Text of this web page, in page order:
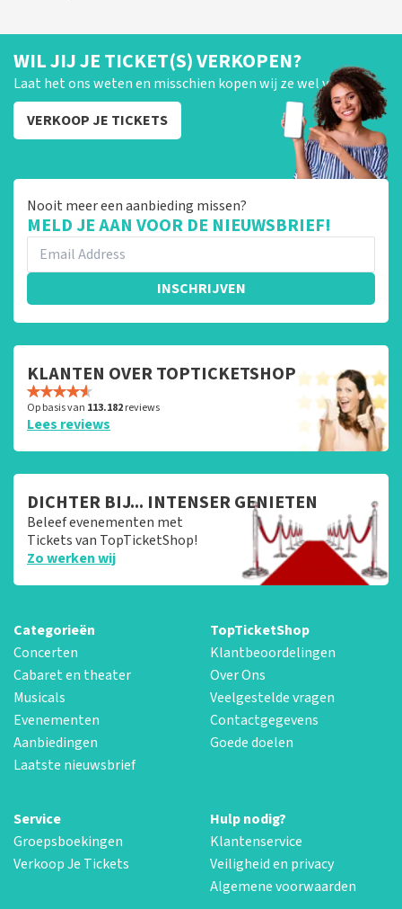
WIL JIJ JE TICKET(S) VERKOPEN?
Laat het ons weten en misschien kopen wij ze wel van je!
VERKOOP JE TICKETS
Nooit meer een aanbieding missen?
MELD JE AAN VOOR DE NIEUWSBRIEF!
INSCHRIJVEN
KLANTEN OVER TOPTICKETSHOP
Op basis van 113.182reviews
Lees reviews
DICHTER BIJ... INTENSER GENIETEN
Beleef evenementen met
Tickets van TopTicketShop!
Zo werken wij
Categorieën
Concerten
Cabaret en theater
Musicals
Evenementen
Aanbiedingen
Laatste nieuwsbrief
TopTicketShop
Klantbeoordelingen
Over Ons
Veelgestelde vragen
Contactgegevens
Goede doelen
Service
Groepsboekingen
Verkoop Je Tickets
Hulp nodig?
Klantenservice
Veiligheid en privacy
Algemene voorwaarden